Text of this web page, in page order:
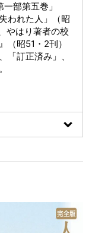
部第五巻」
われた人」（昭
やはり著者の校
（昭51・2刊）
「訂正済み」、